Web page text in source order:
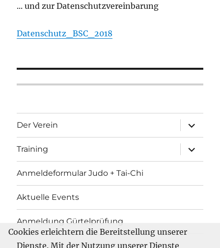
... und zur Datenschutzvereinbarung
Datenschutz_BSC_2018
Der Verein
öffnen
Training
öffnen
Anmeldeformular Judo + Tai-Chi
Aktuelle Events
Anmeldung Gürtelprüfung
Cookies erleichtern die Bereitstellung unserer
Dienste. Mit der Nutzung unserer Dienste